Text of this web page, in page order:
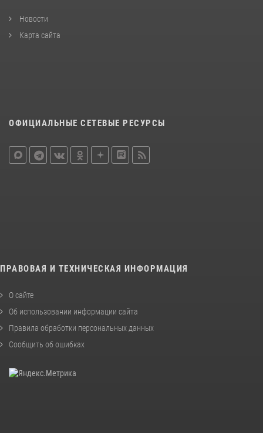
Новости
Карта сайта
ОФИЦИАЛЬНЫЕ СЕТЕВЫЕ РЕСУРСЫ
ПРАВОВАЯ И ТЕХНИЧЕСКАЯ ИНФОРМАЦИЯ
О сайте
Об использовании информации сайта
Правила обработки персональных данных
Сообщить об ошибках